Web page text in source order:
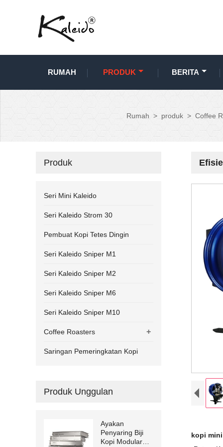
RUMAH PRODUK BERITA
Rumah > produk > Coffee
kopi
Produk
Seri Mini Kaleido
Seri Kaleido Strom 30
Pembuat Kopi Tetes Dingin
Seri Kaleido Sniper M1
Seri Kaleido Sniper M2
Seri Kaleido Sniper M6
Seri Kaleido Sniper M10
+
Coffee Roasters
Saringan Pemeringkatan Kopi
Produk Unggulan
Ayakan
Penyaring Biji
Kopi Modular